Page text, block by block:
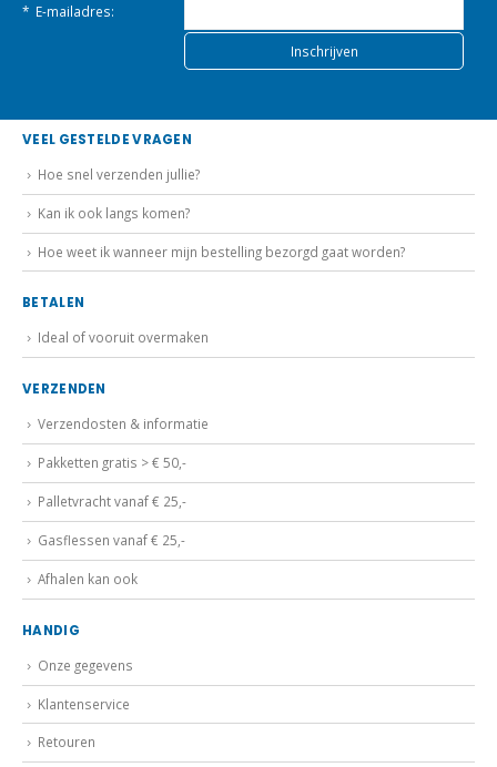
* E-mailadres:
VEEL GESTELDE VRAGEN
Hoe snel verzenden jullie?
Kan ik ook langs komen?
Hoe weet ik wanneer mijn bestelling bezorgd gaat worden?
BETALEN
Ideal of vooruit overmaken
VERZENDEN
Verzendosten & informatie
Pakketten gratis > € 50,-
Palletvracht vanaf € 25,-
Gasflessen vanaf € 25,-
Afhalen kan ook
HANDIG
Onze gegevens
Klantenservice
Retouren